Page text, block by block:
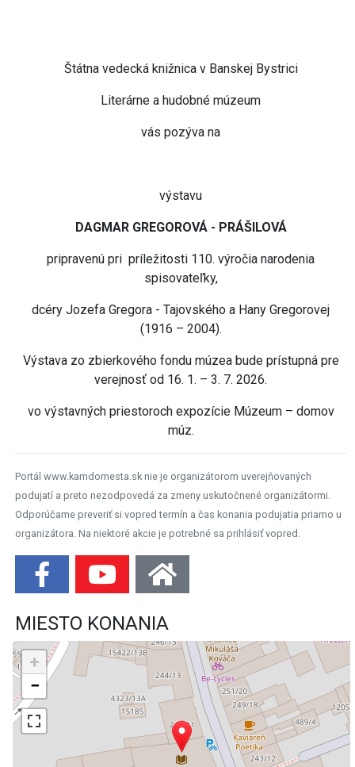
Štátna vedecká knižnica v Banskej Bystrici
Literárne a hudobné múzeum
vás pozýva na
výstavu
DAGMAR GREGOROVÁ - PRÁŠILOVÁ
pripravenú pri príležitosti 110. výročia narodenia
spisovateľky,
dcéry Jozefa Gregora - Tajovského a Hany Gregorovej
(1916 – 2004).
Výstava zo zbierkového fondu múzea bude prístupná pre
verejnosť od 16. 1. – 3. 7. 2026.
vo výstavných priestoroch expozície Múzeum – domov
múz.
Portál www.kamdomesta.sk nie je organizátorom uverejňovaných
podujatí a preto nezodpovedá za zmeny uskutočnené organizátormi.
Odporúčame preveriť si vopred termín a čas konania podujatia priamo u
organizátora. Na niektoré akcie je potrebné sa prihlásiť vopred.
MIESTO KONANIA
+
−